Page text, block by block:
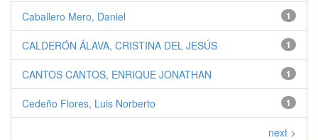
1
Caballero Mero, Daniel
1
CALDERÓN ÁLAVA, CRISTINA DEL JESÚS
1
CANTOS CANTOS, ENRIQUE JONATHAN
1
Cedeño Flores, Luis Norberto
next >